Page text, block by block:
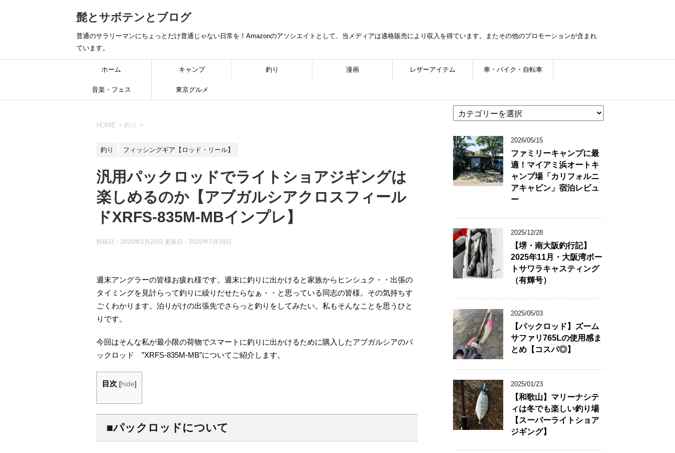
髭とサボテンとブログ
普通のサラリーマンにちょっとだけ普通じゃない日常を！Amazonのアソシエイトとして、当メディアは適格販売により収入を得ています。またその他のプロモーションが含まれ
ています。
ホーム キャンプ 釣り 漫画 レザーアイテム 車・バイク・自転車
音楽・フェス 東京グルメ
HOME > 釣り >
釣り フィッシングギア【ロッド・リール】
汎用パックロッドでライトショアジギングは
楽しめるのか【アブガルシアクロスフィール
ドXRFS-835M-MBインプレ】
投稿日：2020年2月23日 更新日： 2020年7月28日
週末アングラーの皆様お疲れ様です。週末に釣りに出かけると家族からヒンシュク・・出張の
タイミングを見計らって釣りに繰りだせたらなぁ・・と思っている同志の皆様。その気持ちす
ごくわかります。泊りがけの出張先でさらっと釣りをしてみたい。私もそんなことを思うひと
りです。
今回はそんな私が最小限の荷物でスマートに釣りに出かけるために購入したアブガルシアのパ
ックロッド ”XRFS-835M-MB”についてご紹介します。
目次 [hide]
■パックロッドについて
テ
リ
ー
2026/05/15
ファミリーキャンプに最
適！マイアミ浜オートキ
ャンプ場「カリフォルニ
アキャビン」宿泊レビュ
ー
2025/12/28
【堺・南大阪釣行記】
2025年11月・大阪湾ボー
トサワラキャスティング
（有輝号）
2025/05/03
【パックロッド】ズーム
サファリ765Lの使用感ま
とめ【コスパ◎】
2025/01/23
【和歌山】マリーナシテ
ィは冬でも楽しい釣り場
【スーパーライトショア
ジギング】